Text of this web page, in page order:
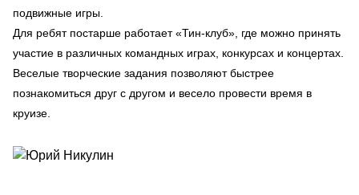
подвижные игры.
Для ребят постарше работает «Тин-клуб», где можно принять
участие в различных командных играх, конкурсах и концертах.
Веселые творческие задания позволяют быстрее
познакомиться друг с другом и весело провести время в
круизе.